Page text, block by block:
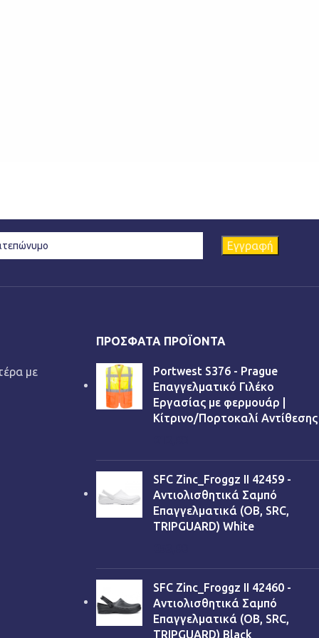
με
ΠΡΌΣΦΑΤΑ ΠΡΟΪΌΝΤΑ
Portwest S376 - Prague
Επαγγελματικό Γιλέκο
Εργασίας με φερμουάρ |
Κίτρινο/Πορτοκαλί Αντίθεσης
SFC Zinc_Froggz II 42459 -
Αντιολισθητικά Σαμπό
Επαγγελματικά (OB, SRC,
TRIPGUARD) White
SFC Zinc_Froggz II 42460 -
Αντιολισθητικά Σαμπό
Επαγγελματικά (OB, SRC,
TRIPGUARD) Black